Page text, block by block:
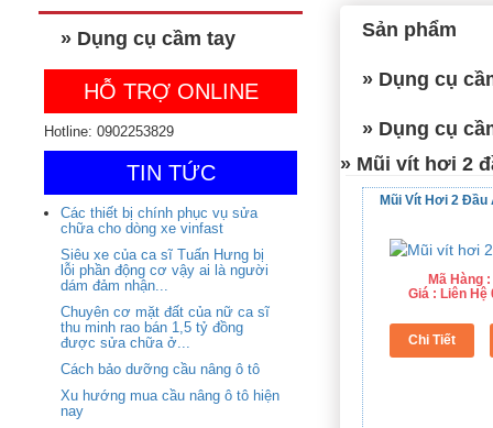
» Dụng cụ cầm tay
HỖ TRỢ ONLINE
Hotline: 0902253829
TIN TỨC
Các thiết bị chính phục vụ sửa
chữa cho dòng xe vinfast
Siêu xe của ca sĩ Tuấn Hưng bị
lỗi phần động cơ vậy ai là người
dám đảm nhận...
Chuyên cơ mặt đất của nữ ca sĩ
thu minh rao bán 1,5 tỷ đồng
được sửa chữa ở...
Cách bảo dưỡng cầu nâng ô tô
Xu hướng mua cầu nâng ô tô hiện
nay
Sản phẩm
» Dụng cụ
» Dụng cụ
» Mũi vít hơi 2
Mũi Vít Hơi 2 Đầu
Mã Hàng
Giá : Liên Hệ